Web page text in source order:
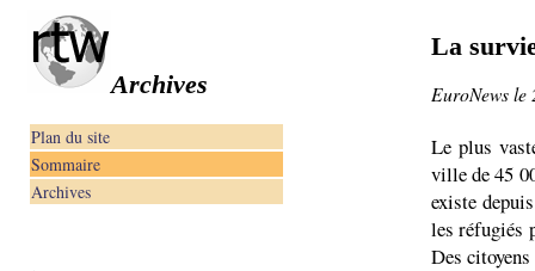
Archives
Plan du site
Sommaire
Archives
La
EuroNews le
Le plus
ville de 45
existe
les réfugiés
Des